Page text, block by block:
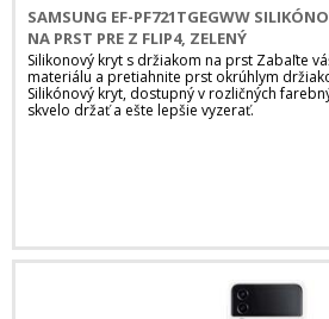
SAMSUNG EF-PF721TGEGWW
NA PRST PRE Z FLIP4, ZELENÝ
Silikonový kryt s držiakom na prst Zabaľte
materiálu a pretiahnite prst okrúhlym
Silikónový kryt, dostupný v rozličných
skvelo držať a ešte lepšie vyzerať.